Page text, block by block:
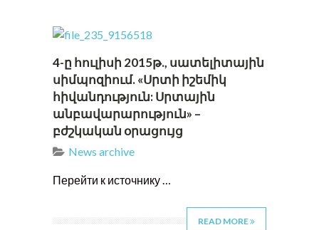
4-ը հուլիսի 2015թ., սատելիտային
սիմպոզիում. «Սրտի իշեմիկ
հիվանդություն: Սրտային
անբավարարություն» –
բժշկական օրացույց
News archive
Перейти к источнику …
READ MORE